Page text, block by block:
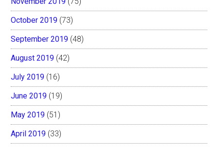
October 2019 (73)
September 2019 (48)
August 2019 (42)
July 2019 (16)
June 2019 (19)
May 2019 (51)
April 2019 (33)